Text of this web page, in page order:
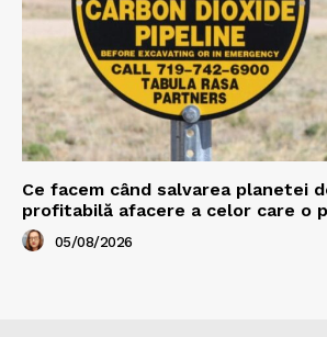
Ce facem când salvarea planetei
profitabilă afacere a celor care o
05/08/2026